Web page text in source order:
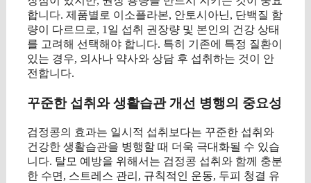
합니다. 제품별로 이소플라본, 안토시아닌, 단백질 함
량이 다르므로, 1일 섭취 권장량 및 본인의 건강 상태
를 고려해 선택해야 합니다. 특히 기존에 특정 질환이
있는 경우, 의사나 약사와 상담 후 섭취하는 것이 안
전합니다.
꾸준한 섭취와 생활습관 개선 병행의 중요성
검정콩의 효과는 일시적 섭취보다는 꾸준한 섭취와
건강한 생활습관을 병행할 때 더욱 극대화될 수 있습
니다. 탈모 예방을 위해서는 검정콩 섭취와 함께 충분
한 수면, 스트레스 관리, 규칙적인 운동, 두피 청결 유